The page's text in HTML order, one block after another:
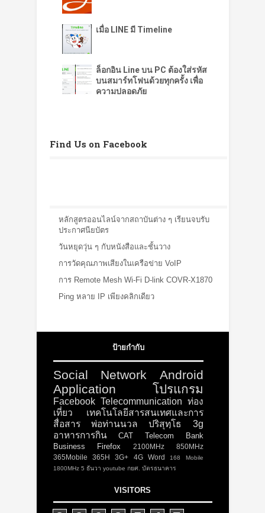
เมื่อ LINE มี Timeline
ล็อกอิน Line บน PC ต้องใส่รหัส
บนสมาร์ทโฟนด้วยทุกครั้ง เพื่อ
ความปลอดภัย
Find Us on Facebook
หลักสูตรออนไลน์จากสถาบันต่าง ๆ เรียนจบรับ
ประกาศนียบัตร
วันหยุดวุ่น ๆ กับหนังสือและชั้นวาง
การวัดคุณภาพเสียงในเครือข่าย VoIP
การ Remote Mesh Wi-Fi D-link COVR-X1870
Ping หลาย IP เพียงคลิกเดียว
ป้ายกำกับ
Social Network
Android
Application
โปรแกรม
Facebook Telecommunication ท่อง
เที่ยว
เทคโนโลยีสารสนเทศและการ
สื่อสาร
พ่อท่านนวล ปริสุทฺโธ
3g
อาหารการกิน
CAT Telecom
Bank
Business
Firefox 2100MHz
850MHz
365Mobile
365H 3G+ 4G Word
168 Mobile
1800MHz 5 ธันวา youtube กยศ. บัตรธนาคาร
VISITORS